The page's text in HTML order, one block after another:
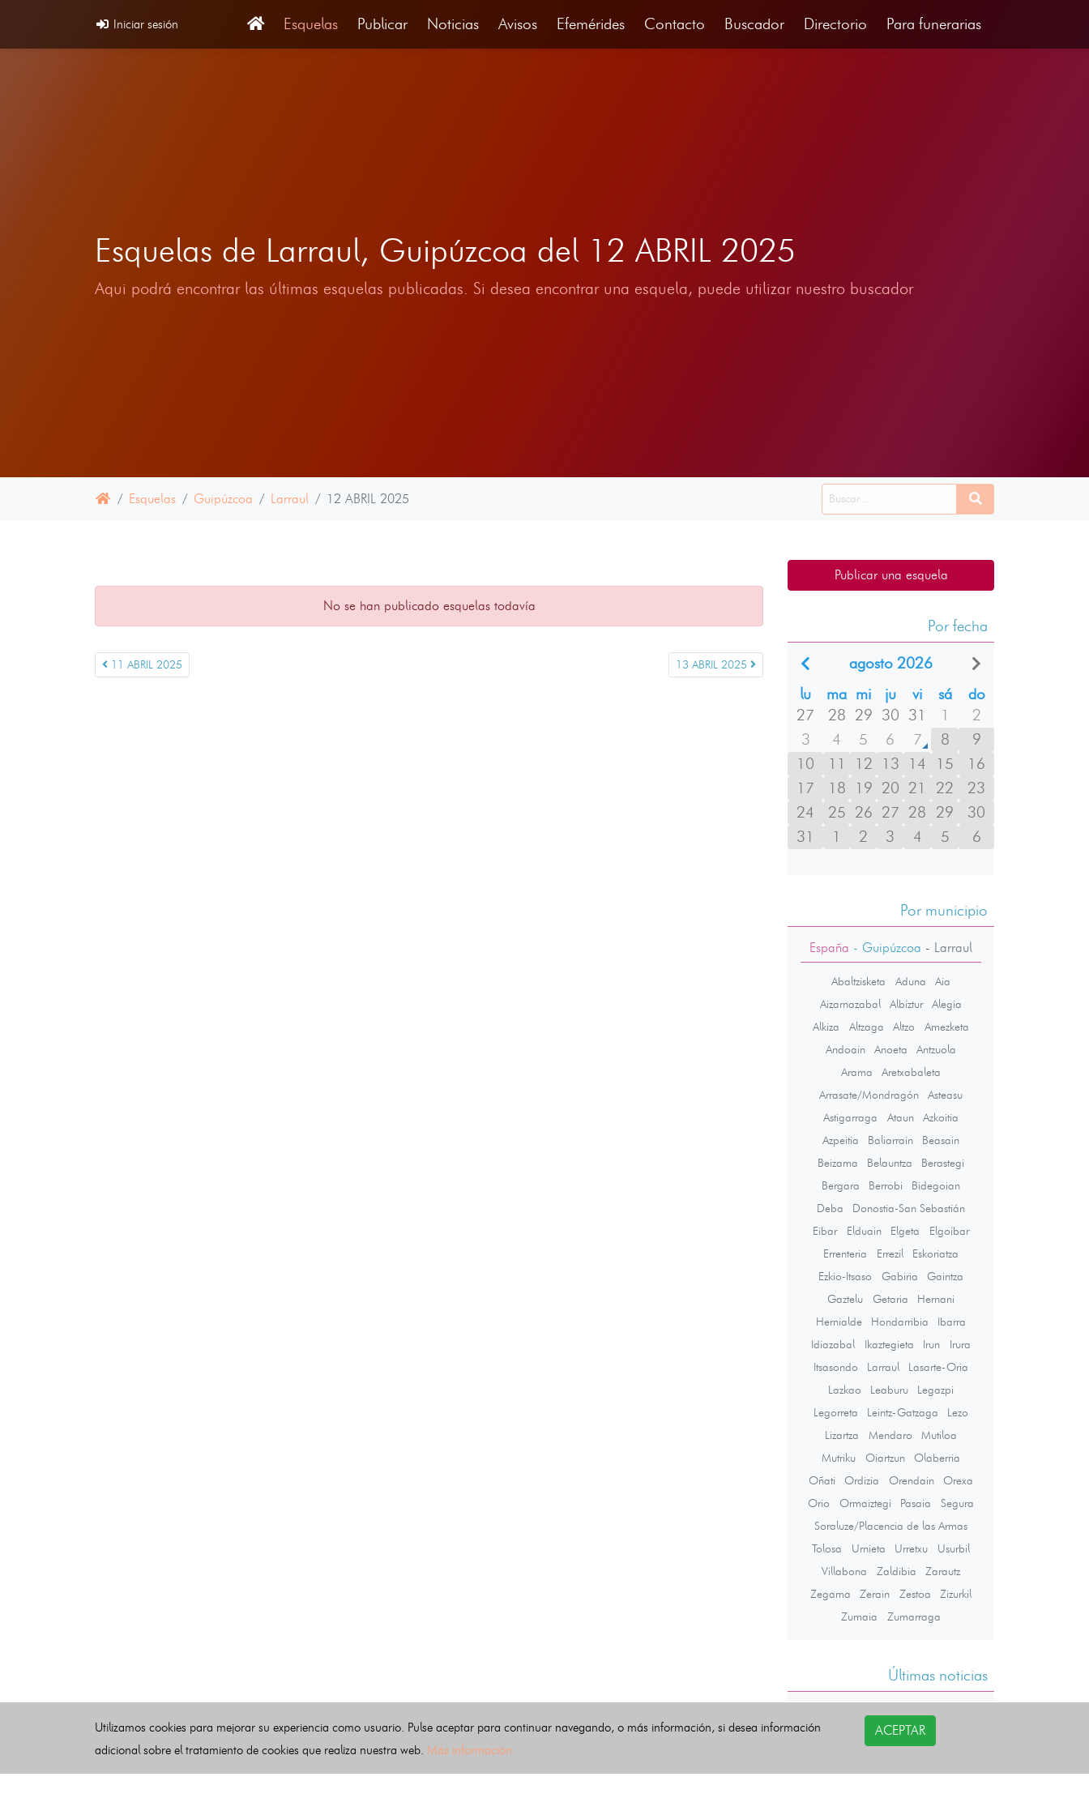
Iniciar sesión Esquelas Publicar Noticias Avisos Efemérides Contacto Buscador Directorio Para funerarias
Esquelas de Larraul, Guipúzcoa del 12 ABRIL 2025
Aqui podrá encontrar las últimas esquelas publicadas. Si desea encontrar una esquela, puede utilizar nuestro buscador
Esquelas Guipúzcoa Larraul 12 ABRIL 2025
No se han publicado esquelas todavía
11 ABRIL 2025 13 ABRIL 2025
Publicar una esquela
Por fecha
agosto 2026
lu
ma mi ju vi sá
do
27
28 29 30 31 1
2
3
4 5 6 7 8
9
10
11 12 13 14 15
16
17
18 19 20 21 22
23
24
25 26 27 28 29
30
31
1 2 3 4 5 6
Por municipio
España - Guipúzcoa - Larraul
Abaltzisketa Aduna
Aia
Aizarnazabal
Albiztur
Alegia
Alkiza
Altzaga Altzo
Amezketa
Andoain
Anoeta
Antzuola
Arama
Aretxabaleta
Arrasate/Mondragón
Asteasu
Astigarraga
Ataun
Azkoitia
Azpeitia
Baliarrain
Beasain
Beizama
Belauntza
Berastegi
Bergara
Berrobi
Bidegoian
Deba
Donostia-San Sebastián
Eibar
Elduain Elgeta
Elgoibar
Errenteria
Errezil
Eskoriatza
Ezkio-Itsaso
Gabiria
Gaintza
Gaztelu
Getaria
Hernani
Hernialde
Hondarribia
Ibarra
Idiazabal
Ikaztegieta Irun
Irura
Itsasondo
Larraul
Lasarte-Oria
Lazkao
Leaburu
Legazpi
Legorreta
Leintz-Gatzaga
Lezo
Lizartza
Mendaro
Mutiloa
Mutriku
Oiartzun
Olaberria
Oñati
Ordizia Orendain
Orexa
Orio
Ormaiztegi Pasaia
Segura
Soraluze/Placencia de las Armas
Tolosa
Urnieta Urretxu
Usurbil
Villabona
Zaldibia
Zarautz
Zegama
Zerain Zestoa
Zizurkil
Zumaia
Zumarraga
Últimas noticias
Utilizamos cookies para mejorar su experiencia como usuario. Pulse aceptar para continuar navegando, o más información, si desea información
adicional sobre el tratamiento de cookies que realiza nuestra web. Más información
ACEPTAR